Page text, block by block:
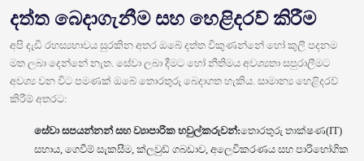
දත්ත බෙදාගැනීම සහ හෙළිදරව් කිරීම
අපි දැඩි රහස්‍යභාවය සුරකින අතර ඔබේ දත්ත විකුණන්නේ හෝ කුලී පදනම
මත ලබා දෙන්නේ නැත. සේවා ලබා දීමට හෝ නීතිමය අවශ්‍යතා සපුරාලීමට
අවශ්‍ය වන විට පමණක් ඔබේ තොරතුරු බෙදාගත හැකිය. සාමාන්‍ය හෙළිදරව්
කිරීම් අතරට:
සේවා සපයන්නන් සහ ව්‍යාපාරික හවුල්කරුවන්:තොරතුරු තාක්ෂණ(IT)
සහාය, ගෙවීම් සැකසීම, ක්ලවුඩ් ගබඩාව, අලෙවිකරණය සහ පාරිභෝගික